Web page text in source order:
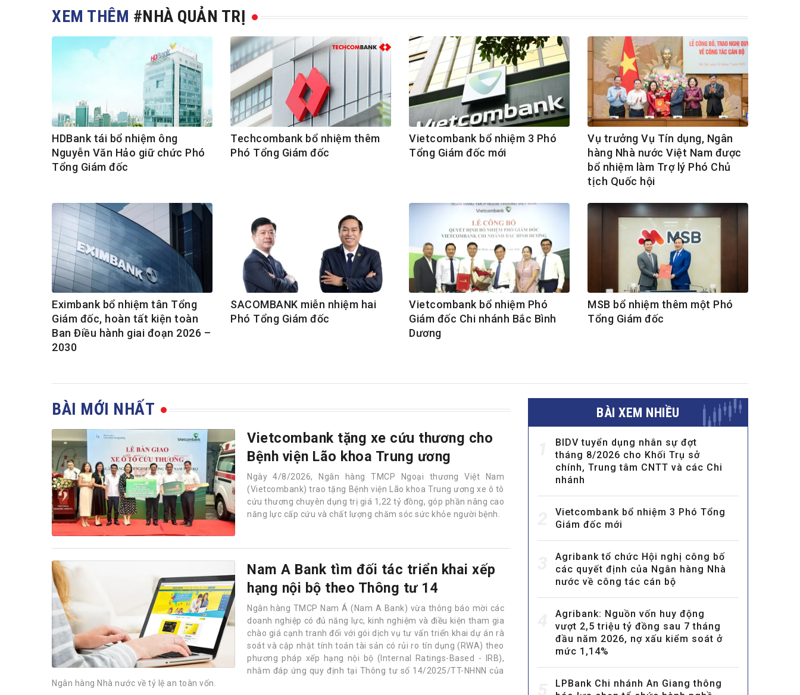
XEM THÊM #NHÀ QUẢN TRỊ
HDBank tái bổ nhiệm ông
Nguyễn Văn Hảo giữ chức Phó
Tổng Giám đốc
Techcombank bổ nhiệm thêm
Phó Tổng Giám đốc
Vietcombank bổ nhiệm 3 Phó
Tổng Giám đốc mới
Vụ trưởng Vụ Tín dụng, Ngân
hàng Nhà nước Việt Nam được
bổ nhiệm làm Trợ lý Phó Chủ
tịch Quốc hội
Eximbank bổ nhiệm tân Tổng
Giám đốc, hoàn tất kiện toàn
Ban Điều hành giai đoạn 2026 –
2030
SACOMBANK miễn nhiệm hai
Phó Tổng Giám đốc
Vietcombank bổ nhiệm Phó
Giám đốc Chi nhánh Bắc Bình
Dương
MSB bổ nhiệm thêm một Phó
Tổng Giám đốc
BÀI MỚI NHẤT
Vietcombank tặng xe cứu thương cho
Bệnh viện Lão khoa Trung ương
Ngày 4/8/2026, Ngân hàng TMCP Ngoại thương Việt Nam
(Vietcombank) trao tặng Bệnh viện Lão khoa Trung ương xe ô tô
cứu thương chuyên dụng trị giá 1,22 tỷ đồng, góp phần nâng cao
năng lực cấp cứu và chất lượng chăm sóc sức khỏe người bệnh.
Nam A Bank tìm đối tác triển khai xếp
hạng nội bộ theo Thông tư 14
Ngân hàng TMCP Nam Á (Nam A Bank) vừa thông báo mời các
doanh nghiệp có đủ năng lực, kinh nghiệm và điều kiện tham gia
chào giá cạnh tranh đối với gói dịch vụ tư vấn triển khai dự án rà
soát và cập nhật tính toán tài sản có rủi ro tín dụng (RWA) theo
phương pháp xếp hạng nội bộ (Internal Ratings-Based - IRB),
nhằm đáp ứng quy định tại Thông tư số 14/2025/TT-NHNN của
Ngân hàng Nhà nước về tỷ lệ an toàn vốn.
BÀI XEM NHIỀU
BIDV tuyển dụng nhân sự đợt
tháng 8/2026 cho Khối Trụ sở
chính, Trung tâm CNTT và các Chi
nhánh
Vietcombank bổ nhiệm 3 Phó Tổng
Giám đốc mới
Agribank tổ chức Hội nghị công bố
các quyết định của Ngân hàng Nhà
nước về công tác cán bộ
Agribank: Nguồn vốn huy động
vượt 2,5 triệu tỷ đồng sau 7 tháng
đầu năm 2026, nợ xấu kiểm soát ở
mức 1,14%
LPBank Chi nhánh An Giang thông